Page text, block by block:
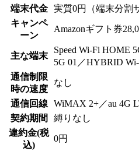
端末代金
実質0円（端末分割
キャンペ
ーン
Amazonギフト券
主な端末
Speed Wi-Fi HOME
5G 01／HYBRID
通信制限
時の速度
なし
通信回線
WiMAX 2+／au 4G
契約期間
縛りなし
違約金(税
込)
0円